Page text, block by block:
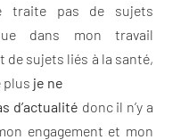
traite pas de sujets
dans mon travail
sujets liés à la santé,
plus je ne
d’actualité donc il n’y a
engagement et mon